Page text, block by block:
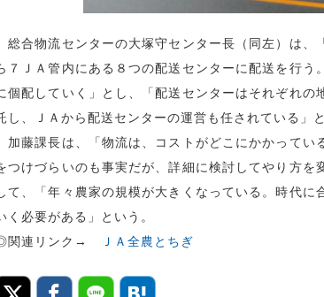
総合物流センターの大塚守センター長（同左）は、
７ＪＡ管内にある８つの配送センターに配送を行
個配していく」とし、「配送センターはそれぞれ
し、ＪＡから配送センターの運営も任されている」と
加藤課長は、「物流は、コストがどこにかかってい
つけづらいのも事実だが、詳細に検討してやり方を
て、「年々農家の規模が大きくなっている。時代
く必要がある」という。
関連リンク→
ＪＡ全農とちぎ